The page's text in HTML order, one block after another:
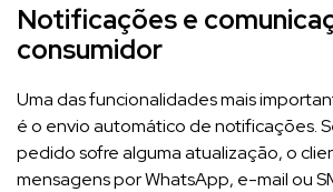
Notificações e
consumidor
Uma das funcionalidades mais
é o envio automático de notificações.
pedido sofre alguma atualização, o
mensagens por WhatsApp, e-mail ou